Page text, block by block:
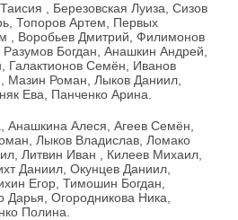
, Березовская Луиза, Сизов
Топоров Артем, Первых
, Воробьев Дмитрий, Филимонов
Богдан, Анашкин Андрей,
Галактионов Семён, Иванов
Мазин Роман, Лыков Даниил,
Ева, Панченко Арина.
Анашкина Алеся, Агеев Семён,
Лыков Владислав, Ломако
Литвин Иван , Килеев Михаил,
Даниил, Окунцев Даниил,
Егор, Тимошин Богдан,
Огородникова Ника,
Полина.